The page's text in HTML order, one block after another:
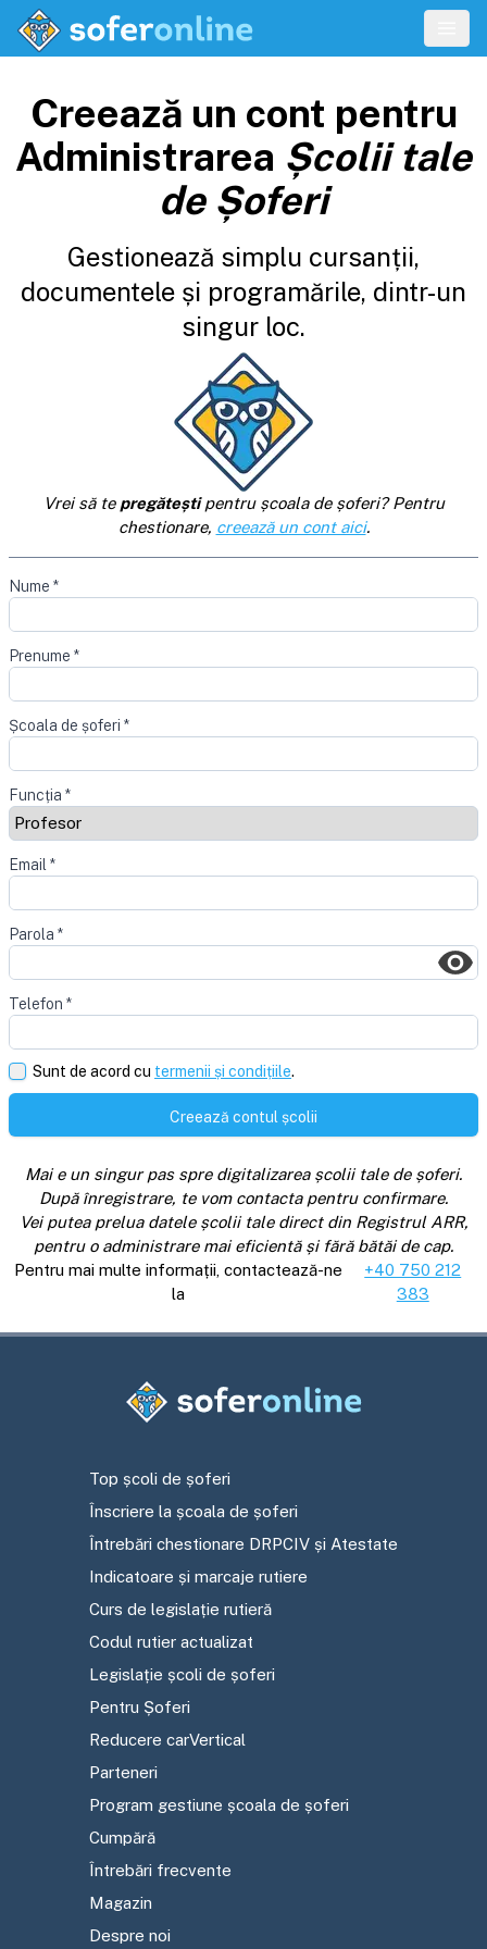
Creează un cont pentru
Administrarea Școlii tale
de Șoferi
Gestionează simplu cursanții,
documentele și programările, dintr-un
singur loc.
Vrei să te pregăteștipentru școala de șoferi? Pentru
chestionare, creează un cont aici.
Nume *
Prenume *
Școala de șoferi *
Funcția *
Email *
Parola *
Telefon *
Sunt de acord cu termenii și condițiile.
Creează contul școlii
Mai e un singur pas spre digitalizarea școlii tale de șoferi.
După înregistrare, te vom contacta pentru confirmare.
Vei putea prelua datele școlii tale direct din Registrul ARR,
pentru o administrare mai eficientă și fără bătăi de cap.
Pentru mai multe informații, contactează-ne
la
+40 750 212
383
Top școli de șoferi
Înscriere la școala de șoferi
Întrebări chestionare DRPCIV și Atestate
Indicatoare și marcaje rutiere
Curs de legislație rutieră
Codul rutier actualizat
Legislație școli de șoferi
Pentru Șoferi
Reducere carVertical
Parteneri
Program gestiune școala de șoferi
Cumpără
Întrebări frecvente
Magazin
Despre noi